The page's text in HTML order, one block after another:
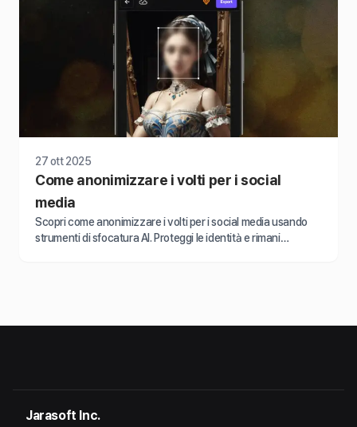
27 ott 2025
Come anonimizzare i volti per i social
media
Scopri come anonimizzare i volti per i social media usando
strumenti di sfocatura AI. Proteggi le identità e rimani
Jarasoft Inc.